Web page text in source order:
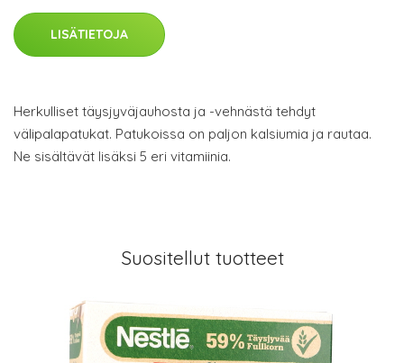
LISÄTIETOJA
Herkulliset täysjyväjauhosta ja -vehnästä tehdyt
välipalapatukat. Patukoissa on paljon kalsiumia ja rautaa.
Ne sisältävät lisäksi 5 eri vitamiinia.
Suositellut tuotteet